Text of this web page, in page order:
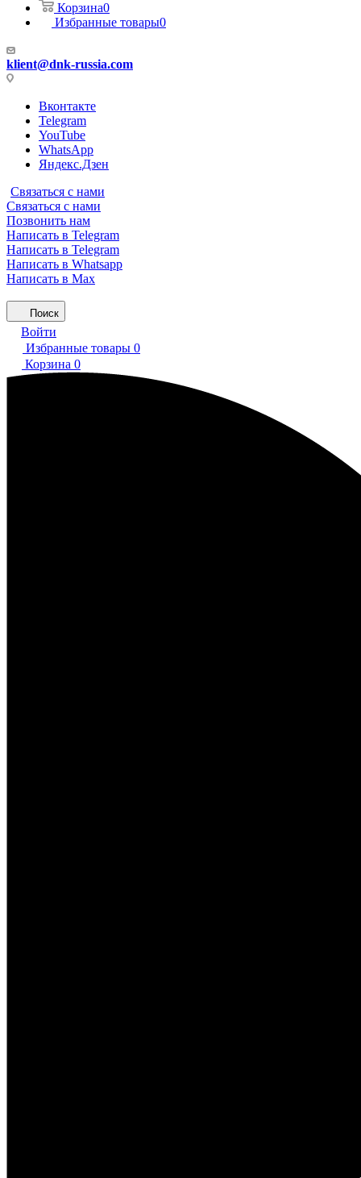
Корзина0
Избранные товары0
klient@dnk-russia.com
Вконтакте
Telegram
YouTube
WhatsApp
Яндекс.Дзен
Связаться с нами
Связаться с нами
Позвонить нам
Написать в Telegram
Написать в Telegram
Написать в Whatsapp
Написать в Max
Поиск
Войти
Избранные товары 0
Корзина 0